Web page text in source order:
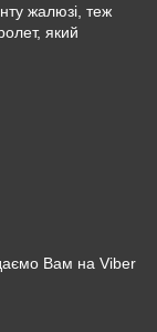
жалюзі, теж
який
Вам на Viber